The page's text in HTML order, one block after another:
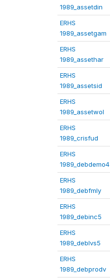
1989_assetdin
ERHS
1989_assetgam
ERHS
1989_assethar
ERHS
1989_assetsid
ERHS
1989_assetwol
ERHS
1989_crisfud
ERHS
1989_debdemo4
ERHS
1989_debfmly
ERHS
1989_debinc5
ERHS
1989_deblvs5
ERHS
1989_debprodv